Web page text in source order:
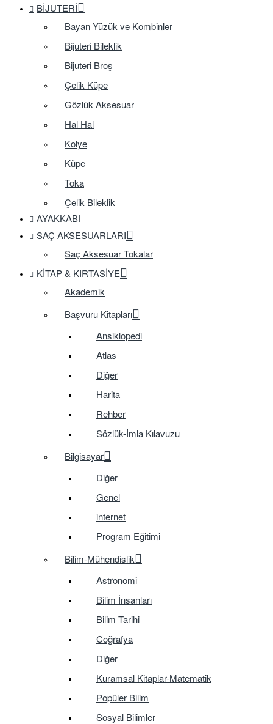
BIJUTERI
Bayan Yüzük ve Kombinler
Bijuteri Bileklik
Bijuteri Broş
Çelik Küpe
Gözlük Aksesuar
Hal Hal
Kolye
Küpe
Toka
Çelik Bileklik
AYAKKABI
SAÇ AKSESUARLARI
Saç Aksesuar Tokalar
KITAP & KIRTASIYE
Akademik
Başvuru Kitapları
Ansiklopedi
Atlas
Diğer
Harita
Rehber
Sözlük-İmla Kılavuzu
Bilgisayar
Diğer
Genel
internet
Program Eğitimi
Bilim-Mühendislik
Astronomi
Bilim İnsanları
Bilim Tarihi
Coğrafya
Diğer
Kuramsal Kitaplar-Matematik
Popüler Bilim
Sosyal Bilimler